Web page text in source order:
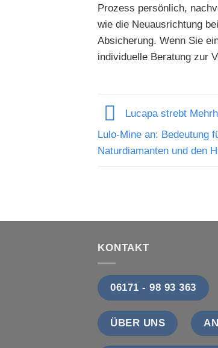
Prozess persönlich,
wie die Neuausrichtung
Absicherung. Wenn Sie
individuelle Beratung zur
Lucapa strebt
Lulo-Mine an: Bedeutung
Naturdiamanten und den
KONTAKT
06171 - 98 93 363
ÜBER UNS